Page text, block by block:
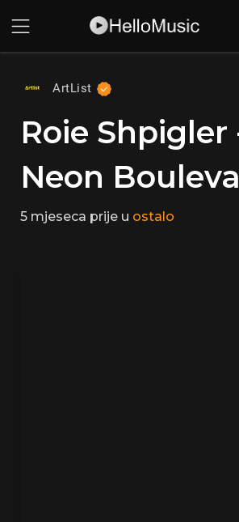
ArtList
Roie Shpigler
Neon
5 mjeseca prije u ostalo